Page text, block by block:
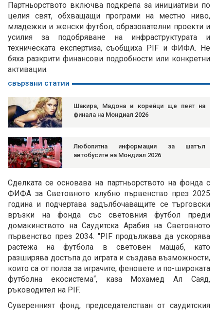
Партньорството включва подкрепа за инициативи по
целия свят, обхващащи програми на местно ниво,
младежки и женски футбол, образователни проекти и
усилия за подобряване на инфраструктурата и
техническата експертиза, съобщиха PIF и ФИФА. Не
бяха разкрити финансови подробности или конкретни
активации.
свързани статии
Шакира, Мадона и корейци ще пеят на
финала на Мондиал 2026
Любопитна информация за шатъл
автобусите на Мондиал 2026
Сделката се основава на партньорството на фонда с
ФИФА за Световното клубно първенство през 2025
година и подчертава задълбочаващите се търговски
връзки на фонда със световния футбол преди
домакинството на Саудитска Арабия на Световното
първенство през 2034. "PIF продължава да ускорява
растежа на футбола в световен мащаб, като
разширява достъпа до играта и създава възможности,
които са от полза за играчите, феновете и по-широката
футболна екосистема“, каза Мохамед Ал Саяд,
ръководител на PIF.
Суверенният фонд, председателстван от саудитския